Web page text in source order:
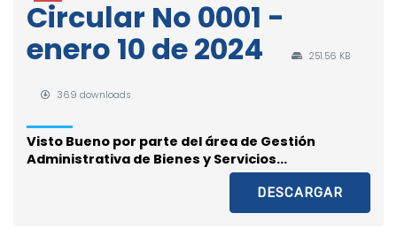
Circular No 0001 -
enero 10 de 2024
251.56 KB
369 downloads
Visto Bueno por parte del área de Gestión
Administrativa de Bienes y Servicios...
DESCARGAR